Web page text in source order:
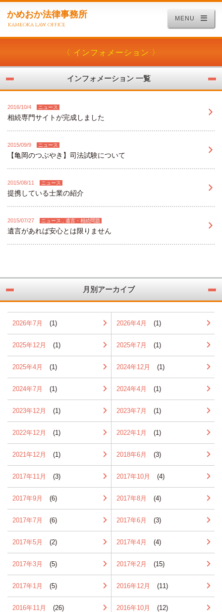
かめおか法律事務所
kameoka law office
MENU
〈 インフォメーション 〉
インフォメーション 一覧
2016/10/4 ニュース
相続専門サイトが完成しました
2015/09/9 ニュース
【亀岡のつぶやき】司法試験について
2015/08/11 ニュース
提携している士業の紹介
2015/07/27 ニュース , 遺言・相続問題
遺言があれば安心とは限りません
月別アーカイブ
2026年7月 (1) 2026年4月 (1)
2025年12月 (1) 2025年7月 (1)
2025年4月 (1) 2024年12月 (1)
2024年7月 (1) 2024年4月 (1)
2023年12月 (1) 2023年7月 (1)
2022年12月 (1) 2022年1月 (1)
2021年12月 (1) 2018年6月 (3)
2017年11月 (3) 2017年10月 (4)
2017年9月 (6) 2017年8月 (4)
2017年7月 (6) 2017年6月 (3)
2017年5月 (2) 2017年4月 (4)
2017年3月 (5) 2017年2月 (15)
2017年1月 (5) 2016年12月 (11)
2016年11月 (26) 2016年10月 (12)